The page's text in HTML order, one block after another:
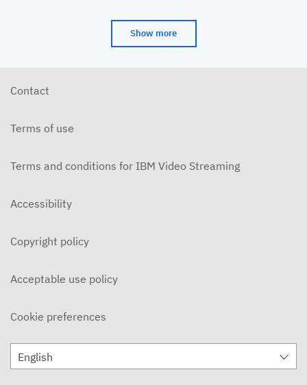
Show more
Contact
Terms of use
Terms and conditions for IBM Video Streaming
Accessibility
Copyright policy
Acceptable use policy
Cookie preferences
English